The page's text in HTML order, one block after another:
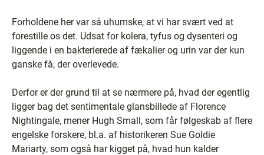
Forholdene her var så uhumske, at vi har svært ved at
forestille os det. Udsat for kolera, tyfus og dysenteri og
liggende i en bakterierede af fækalier og urin var der kun
ganske få, der overlevede.
Derfor er der grund til at se nærmere på, hvad der egentlig
ligger bag det sentimentale glansbillede af Florence
Nightingale, mener Hugh Small, som får følgeskab af flere
engelske forskere, bl.a. af historikeren Sue Goldie
Mariarty, som også har kigget på, hvad hun kalder